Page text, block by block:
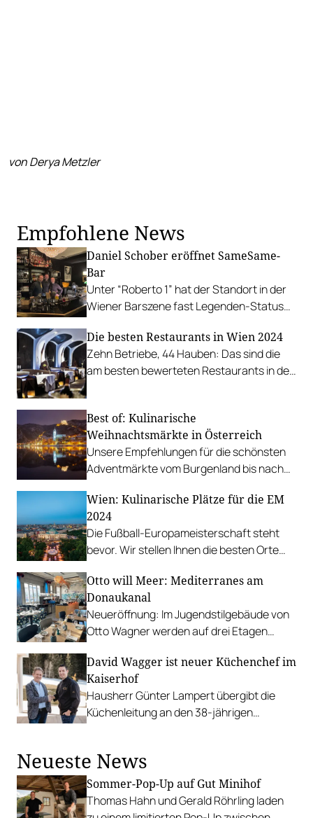
von Derya Metzler
Empfohlene News
Daniel Schober eröffnet SameSame-
Bar
Unter “Roberto 1” hat der Standort in der
Wiener Barszene fast Legenden-Status
"Same same just different."
Die besten Restaurants in Wien 2024
Zehn Betriebe, 44 Hauben: Das sind die
am besten bewerteten Restaurants in der
Best of: Kulinarische
Weihnachtsmärkte in Österreich
Unsere Empfehlungen für die schönsten
Adventmärkte vom Burgenland bis nach
Wien: Kulinarische Plätze für die EM
2024
Die Fußball-Europameisterschaft steht
bevor. Wir stellen Ihnen die besten Orte
Begleitprogramm geboten wird.
Otto will Meer: Mediterranes am
Donaukanal
Neueröffnung: Im Jugendstilgebäude von
Otto Wagner werden auf drei Etagen
mehr serviert.
David Wagger ist neuer Küchenchef im
Kaiserhof
Hausherr Günter Lampert übergibt die
Küchenleitung an den 38-jährigen
Neueste News
Sommer-Pop-Up auf Gut Minihof
Thomas Hahn und Gerald Röhrling laden